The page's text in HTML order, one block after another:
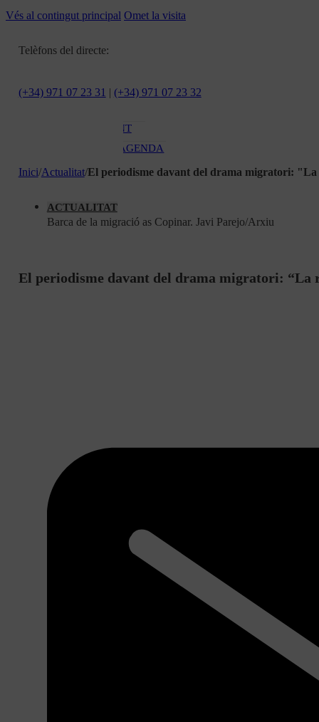
Vés al contingut principal Omet la visita
Telèfons del directe:
(+34) 971 07 23 31 | (+34) 971 07 23 32
OCI
ENTREVISTES
AMBIENT
AGENDA
En directe
Programació
Qui som?
Inici/Actualitat/El periodisme davant del drama migratori:
Barca de la migració as Copinar. Javi Parejo/Arxiu
ACTUALITAT
El periodisme davant del drama migratori: “La